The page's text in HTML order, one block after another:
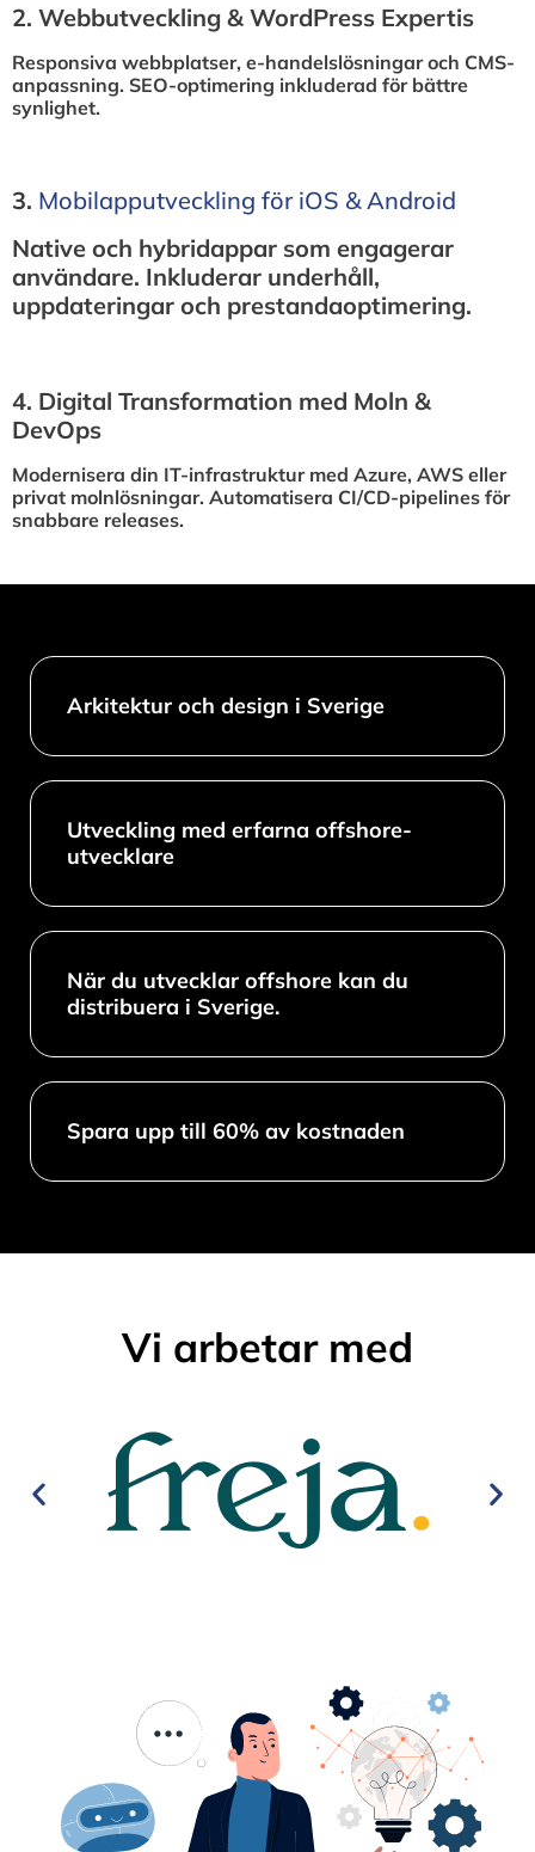
2.⁠ ⁠Webbutveckling & WordPress Expertis
Responsiva webbplatser, e-handelslösningar och CMS-
anpassning. SEO-optimering inkluderad för bättre
synlighet.
3.⁠ ⁠Mobilapputveckling för iOS & Android
Native och hybridappar som engagerar
användare. Inkluderar underhåll,
uppdateringar och prestandaoptimering.
4.⁠ ⁠Digital Transformation med Moln &
DevOps
Modernisera din IT-infrastruktur med Azure, AWS eller
privat molnlösningar. Automatisera CI/CD-pipelines för
snabbare releases.
Arkitektur och design i Sverige​
Utveckling med erfarna offshore-
utvecklare
När du utvecklar offshore kan du
distribuera i Sverige.
Spara upp till 60% av kostnaden
Vi arbetar med